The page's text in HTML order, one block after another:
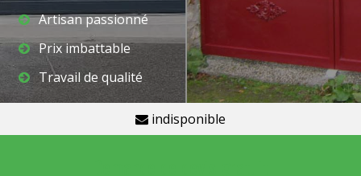
Artisan passionné
Prix imbattable
Travail de qualité
indisponible